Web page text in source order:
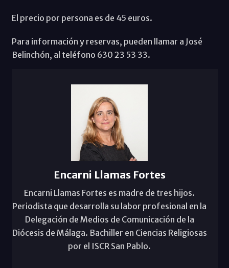
El precio por persona es de 45 euros.
Para información y reservas, pueden llamar a José
Belinchón, al teléfono 630 23 53 33.
Encarni Llamas Fortes
Encarni Llamas Fortes es madre de tres hijos.
Periodista que desarrolla su labor profesional en la
Delegación de Medios de Comunicación de la
Diócesis de Málaga. Bachiller en Ciencias Religiosas
por el ISCR San Pablo.